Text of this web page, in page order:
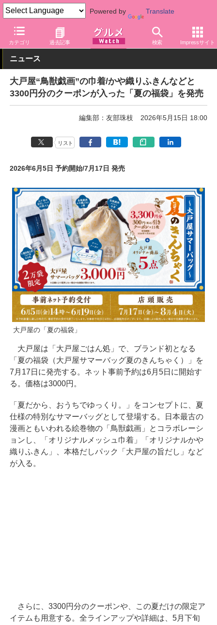
Powered by Translate
カテゴリ 過去記事 検索 Impressサイト
グルメ Watch 店舗 レストラン 大戸屋
ニュース
大戸屋“鳥獣戯画”の巾着/かや織りふきんなどと
3300円分のクーポンが入った「夏の福袋」を発売
編集部：友部珠枝 2026年5月15日 18:00
リスト
2026年6月5日 予約開始/7月17日 発売
大戸屋の「夏の福袋」
大戸屋は「大戸屋ごはん処」で、ブランド初となる
「夏の福袋（大戸屋サマーバッグ夏のきんちゃく）」を
7月17日に発売する。ネット事前予約は6月5日に開始す
る。価格は3000円。
「夏だから、おうちでゆっくり。」をコンセプトに、夏
仕様の特別なサマーバッグとして登場する。日本最古の
漫画ともいわれる絵巻物の「鳥獣戯画」とコラボレーシ
ョンし、「オリジナルメッシュ巾着」「オリジナルかや
織りふきん」、本格だしパック「大戸屋の旨だし」など
が入る。
さらに、3300円分のクーポンや、この夏だけの限定ア
イテムも用意する。全ラインアップや詳細は、5月下旬